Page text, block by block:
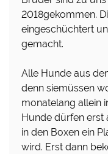
2018gekommen.
eingeschüchtert
gemacht.
Alle Hunde aus
denn siemüssen
monatelang allein
Hunde dürfen erst
in den Boxen ein
wird. Erst dann